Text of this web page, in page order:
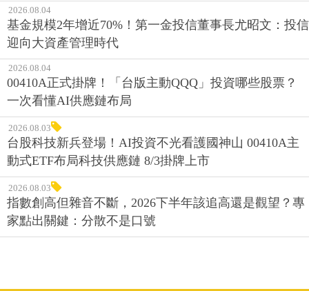
2026.08.04
基金規模2年增近70%！第一金投信董事長尤昭文：投信
迎向大資產管理時代
2026.08.04
00410A正式掛牌！「台版主動QQQ」投資哪些股票？
一次看懂AI供應鏈布局
2026.08.03
台股科技新兵登場！AI投資不光看護國神山 00410A主
動式ETF布局科技供應鏈 8/3掛牌上市
2026.08.03
指數創高但雜音不斷，2026下半年該追高還是觀望？專
家點出關鍵：分散不是口號